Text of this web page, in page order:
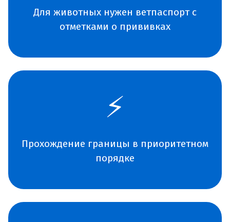
Для животных нужен ветпаспорт с
отметками о прививках
⚡
Прохождение границы в приоритетном
порядке